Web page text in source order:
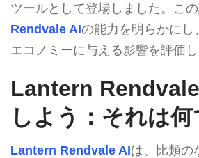
ツールとして登場しました。こ
Rendvale AIの能力を明らかにし
エコノミーに与える影響を評価し
Lantern
しよう：それは何
Lantern Rendvale AIは、比類の